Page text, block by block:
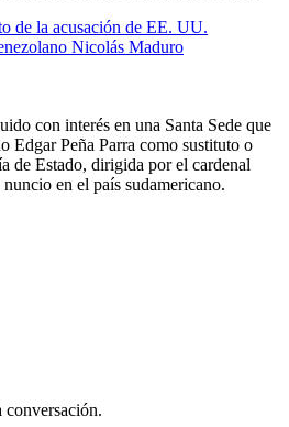
de la acusación de EE. UU.
Nicolás Maduro
con interés en una Santa Sede que
Edgar Peña Parra como sustituto o
de Estado, dirigida por el cardenal
en el país sudamericano.
conversación.